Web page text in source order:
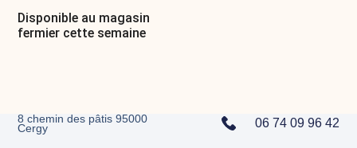
Disponible au magasin
fermier cette semaine
8 chemin des pâtis 95000
Cergy 06 74 09 96 42